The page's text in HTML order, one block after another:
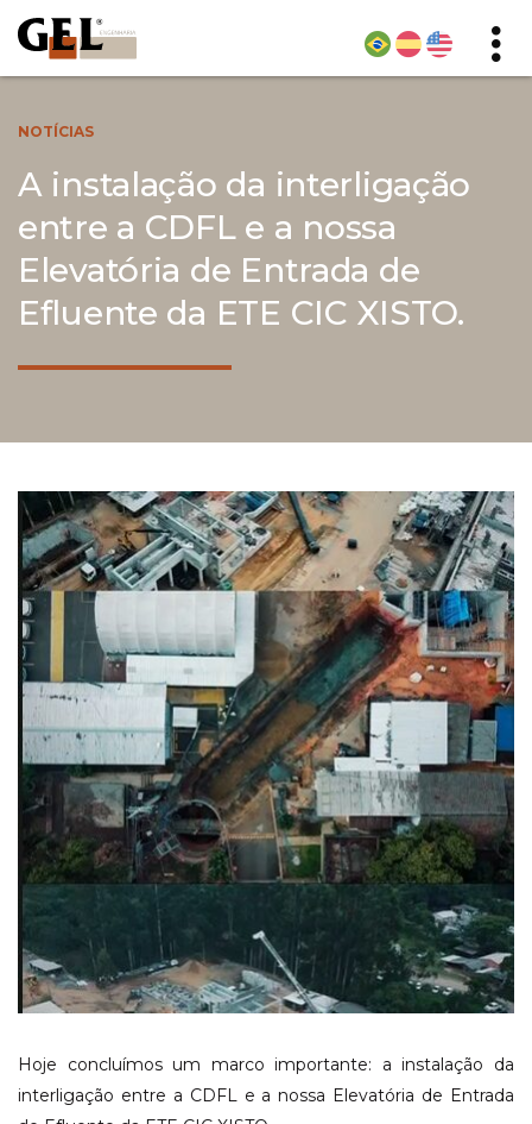
NOTÍCIAS
A instalação da interligação
entre a CDFL e a nossa
Elevatória de Entrada de
Efluente da ETE CIC XISTO.
Hoje concluímos um marco importante: a instalação da
interligação entre a CDFL e a nossa Elevatória de Entrada